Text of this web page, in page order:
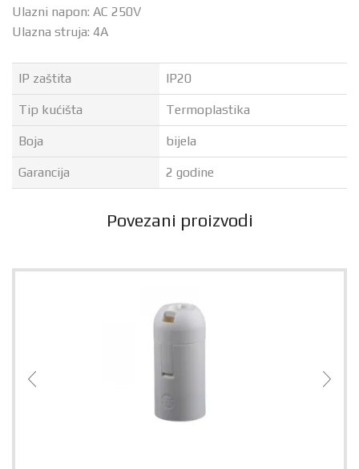
Ulazni napon: AC 250V
Ulazna struja: 4A
IP zaštita IP20
Tip kućišta Termoplastika
Boja bijela
Garancija 2 godine
Povezani proizvodi